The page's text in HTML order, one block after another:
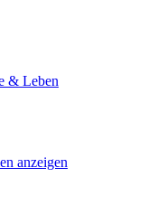
& Leben
anzeigen